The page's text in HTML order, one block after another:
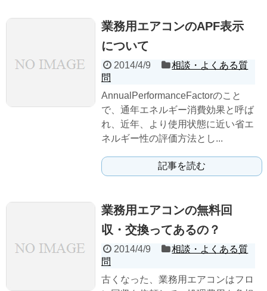
業務用エアコンのAPF表示
について
2014/4/9
相談・よくある質
問
AnnualPerformanceFactorのこと
で、通年エネルギー消費効果と呼ば
れ、近年、より使用状態に近い省エ
ネルギー性の評価方法とし...
記事を読む
業務用エアコンの無料回
収・交換ってあるの？
2014/4/9
相談・よくある質
問
古くなった、業務用エアコンはフロ